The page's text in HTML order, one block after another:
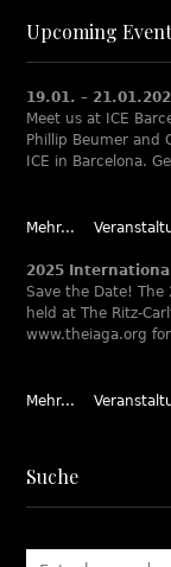
Upcoming
19.01. –
Meet us at ICE
Phillip Beumer and
ICE in Barcelona.
Mehr...
2025
Save the Date!
held at The Ritz-
www.theiaga.org
Mehr...
Suche